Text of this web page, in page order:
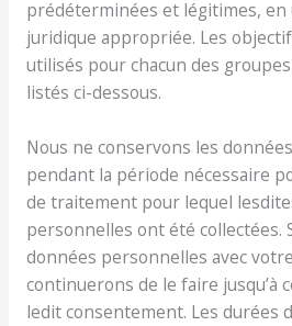
prédéterminées et légitimes, en
juridique appropriée. Les
utilisés pour chacun des
listés ci-dessous.
Nous ne conservons les
pendant la période nécessaire
de traitement pour lequel
personnelles ont été collectées.
données personnelles avec
continuerons de le faire jusqu’à
ledit consentement. Les durées